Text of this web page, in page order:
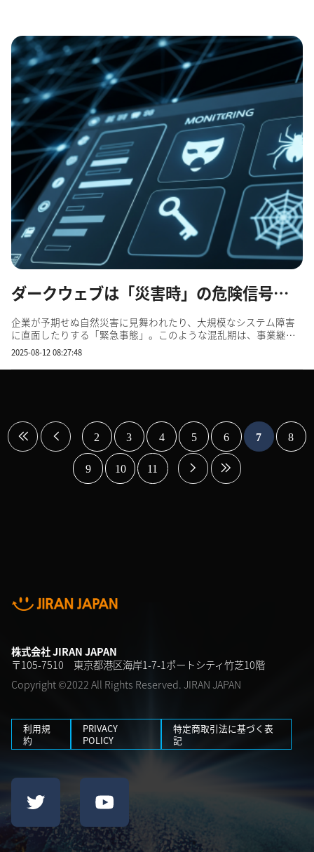
ダークウェブは「災害時」の危険信号？ ～緊急事態における情報漏洩リスクとBCP対策～
企業が予期せぬ自然災害に見舞われたり、大規模なシステム障害
に直面したりする「緊急事態」。このような混乱期は、事業継続
の課題が喫緊のものとして浮上しますが、同時に、情報セキュリ
ティ上のリスクも飛躍的に高まることをご存知でしょうか。平時
であれば防げたはずの情報漏洩やサイバー攻撃が、混乱に乗じて
2025-08-12 08:27:48
2 3 4 5 6 7 8
9 10 11
株式会社 JIRAN JAPAN
〒105-7510 東京都港区海岸1-7-1ポートシティ竹芝10階
Copyright ©2022 All Rights Reserved. JIRAN JAPAN
利用規
約
PRIVACY
POLICY
特定商取引法に基づく表
記